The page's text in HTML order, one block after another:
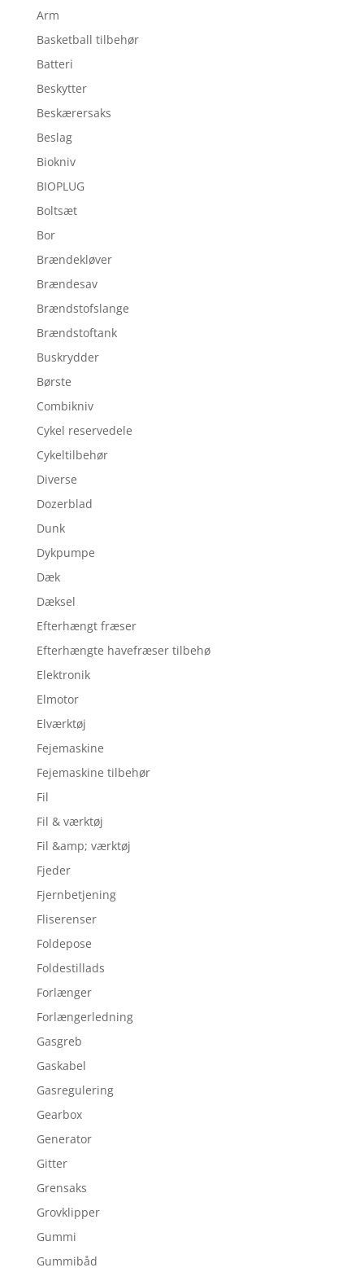
Arm
Basketball tilbehør
Batteri
Beskytter
Beskærersaks
Beslag
Biokniv
BIOPLUG
Boltsæt
Bor
Brændekløver
Brændesav
Brændstofslange
Brændstoftank
Buskrydder
Børste
Combikniv
Cykel reservedele
Cykeltilbehør
Diverse
Dozerblad
Dunk
Dykpumpe
Dæk
Dæksel
Efterhængt fræser
Efterhængte havefræser tilbehø
Elektronik
Elmotor
Elværktøj
Fejemaskine
Fejemaskine tilbehør
Fil
Fil & værktøj
Fil &amp; værktøj
Fjeder
Fjernbetjening
Fliserenser
Foldepose
Foldestillads
Forlænger
Forlængerledning
Gasgreb
Gaskabel
Gasregulering
Gearbox
Generator
Gitter
Grensaks
Grovklipper
Gummi
Gummibåd